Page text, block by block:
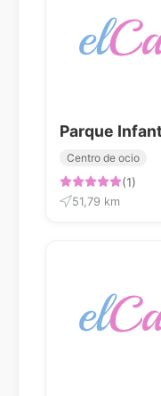
Parque
Centro de ocio
(1)
51,79 km